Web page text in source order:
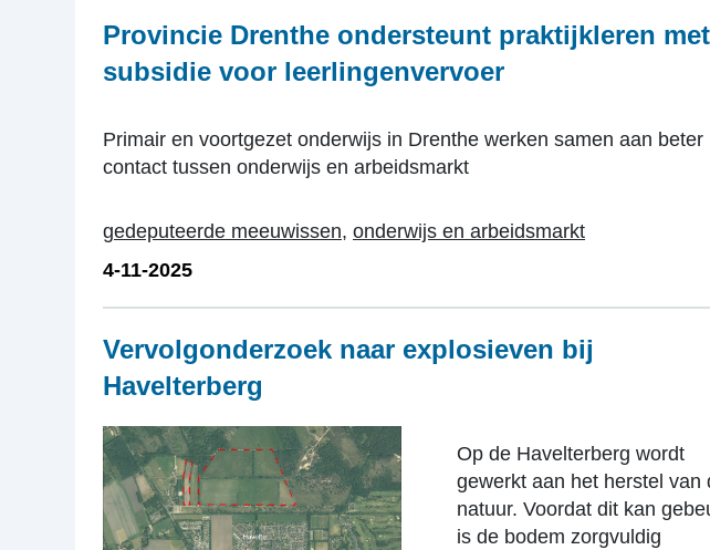
Provincie Drenthe ondersteunt praktijkleren met
subsidie voor leerlingenvervoer
Primair en voortgezet onderwijs in Drenthe werken samen aan beter
contact tussen onderwijs en arbeidsmarkt
gedeputeerde meeuwissen, onderwijs en arbeidsmarkt
4-11-2025
Vervolgonderzoek naar explosieven bij
Havelterberg
Op de Havelterberg wordt
gewerkt aan het herstel van
natuur. Voordat dit kan
is de bodem zorgvuldig